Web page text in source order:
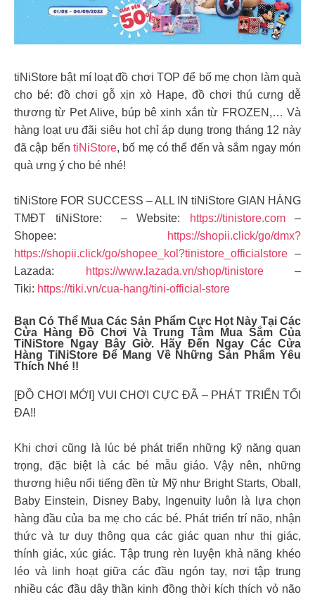
tiNiStore bật mí loạt đồ chơi TOP để bố mẹ chọn làm quà
cho bé: đồ chơi gỗ xịn xò Hape, đồ chơi thú cưng dễ
thương từ Pet Alive, búp bê xinh xắn từ FROZEN,… Và
hàng loạt ưu đãi siêu hot chỉ áp dụng trong tháng 12 này
đã cập bến tiNiStore, bố mẹ có thể đến và sắm ngay món
quà ưng ý cho bé nhé!
tiNiStore FOR SUCCESS – ALL IN tiNiStore GIAN HÀNG
TMĐT tiNiStore: – Website:
https://tinistore.com–
Shopee:
https://shopii.click/go/dmx?
https://shopii.click/go/shopee_kol?tinistore_officialstore –
Lazada:
https://www.lazada.vn/shop/tinistore–
Tiki: https://tiki.vn/cua-hang/tini-official-store
Bạn Có Thể Mua Các Sản Phẩm Cực Họt Này Tại Các
Cửa Hàng Đồ Chơi Và Trung Tâm Mua Sắm Của
TiNiStore Ngay Bây Giờ. Hãy Đến Ngay Các Cửa
Hàng TiNiStore Để Mang Về Những Sản Phẩm Yêu
Thích Nhé !!
[ĐỒ CHƠI MỚI] VUI CHƠI CỰC ĐÃ – PHÁT TRIỂN TỐI
ĐA!!
Khi chơi cũng là lúc bé phát triển những kỹ năng quan
trọng, đặc biệt là các bé mẫu giáo. Vậy nên, những
thương hiệu nổi tiếng đền từ Mỹ như Bright Starts, Oball,
Baby Einstein, Disney Baby, Ingenuity luôn là lựa chọn
hàng đầu của ba mẹ cho các bé. Phát triển trí não, nhận
thức và tư duy thông qua các giác quan như thị giác,
thính giác, xúc giác. Tập trung rèn luyện khả năng khéo
léo và linh hoạt giữa các đầu ngón tay, nơi tập trung
nhiều các đầu dây thần kinh đồng thời kích thích vỏ não